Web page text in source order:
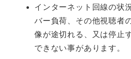
インターネット回線の状
バー負荷、その他視聴者
像が途切れる、又は停止
できない事があります。